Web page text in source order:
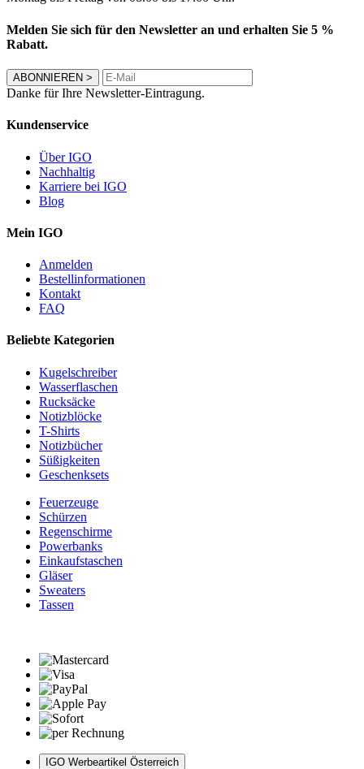
Melden Sie sich für den Newsletter an und erhalten Sie 5 %
Rabatt.
ABONNIEREN >
Danke für Ihre Newsletter-Eintragung.
Kundenservice
Über IGO
Nachhaltig
Karriere bei IGO
Blog
Mein IGO
Anmelden
Bestellinformationen
Kontakt
FAQ
Beliebte Kategorien
Kugelschreiber
Wasserflaschen
Rucksäcke
Notizblöcke
T-Shirts
Notizbücher
Süßigkeiten
Geschenksets
Feuerzeuge
Schürzen
Regenschirme
Powerbanks
Einkaufstaschen
Gläser
Sweaters
Tassen
IGO Werbeartikel Österreich